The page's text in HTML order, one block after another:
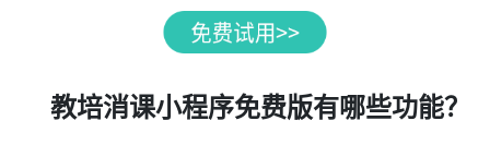
教培消课小程序免费版有哪些功能？